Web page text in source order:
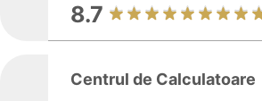
8.7
Centrul de Calculatoare